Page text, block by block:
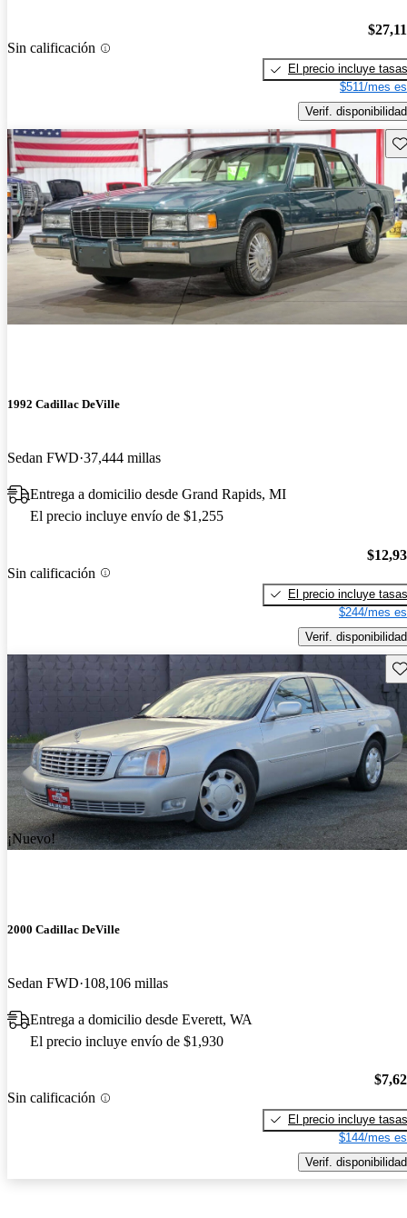
Sin calificación
El precio incluye tasas
$511/mes
Verif. disponibilidad
1992 Cadillac DeVille
Sedan FWD 37,444 millas
Entrega a domicilio desde Grand Rapids, MI
El precio incluye envío de $1,255
Sin calificación
El precio incluye tasas
$244/mes
Verif. disponibilidad
¡Nuevo!
2000 Cadillac DeVille
Sedan FWD 108,106 millas
Entrega a domicilio desde Everett, WA
El precio incluye envío de $1,930
Sin calificación
El precio incluye tasas
$144/mes
Verif. disponibilidad